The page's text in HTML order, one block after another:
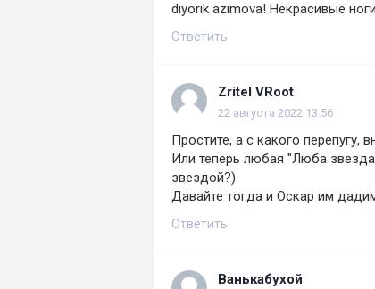
diyorik azimova! Некрасивые
Ответить
Zritel VRoot
22 августа 2022 13:56
Простите, а с какого перепугу,
Или теперь любая "Люба
звездой?)
Давайте тогда и Оскар им
Ответить
Baнькaбyxой